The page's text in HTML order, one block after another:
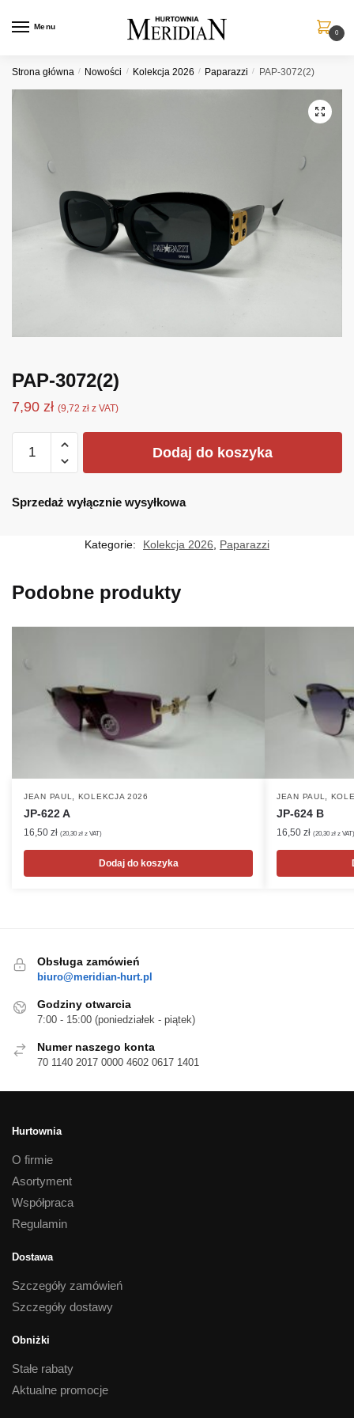
Menu
0
Strona główna / Nowości / Kolekcja 2026 / Paparazzi / PAP-3072(2)
PAP-3072(2)
7,90 zł (9,72 zł z VAT)
PAP-
Dodaj do koszyka
Sprzedaż wyłącznie wysyłkowa
Kategorie: Kolekcja 2026, Paparazzi
Podobne produkty
JEAN PAUL, KOLEKCJA 2026
JP-622 A
16,50 zł (20,30 zł z VAT)
Dodaj do koszyka
JEAN PAUL,
JP-624 B
16,50 zł (20,30 zł z VAT)
Obsługa zamówień
biuro@meridian-hurt.pl
Godziny otwarcia
7:00 - 15:00 (poniedziałek - piątek)
Numer naszego konta
70 1140 2017 0000 4602 0617 1401
Hurtownia
O firmie
Asortyment
Współpraca
Regulamin
Dostawa
Szczegóły zamówień
Szczegóły dostawy
Obniżki
Stałe rabaty
Aktualne promocje